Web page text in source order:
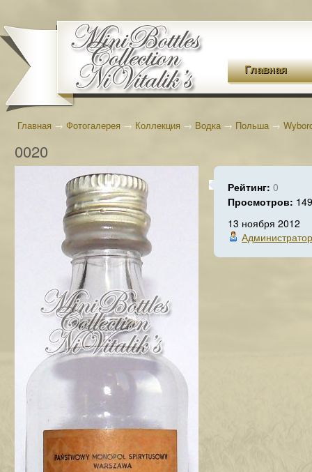
Главная
Главная → Фотогалерея → Коллекция → Водка→ Польша→
0020
Рейтинг: 0
Просмотров:
13 ноября 2012
Администратор